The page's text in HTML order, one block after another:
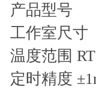
产品型
工作室尺
温度范围
定时精度